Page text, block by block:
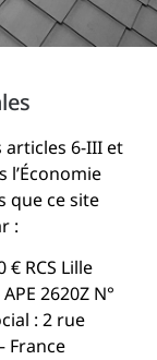
6-III et
l’Économie
que ce site
:
€ RCS Lille
2620Z N°
: 2 rue
France